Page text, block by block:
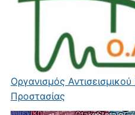
Οργανισμός
Προστασίας